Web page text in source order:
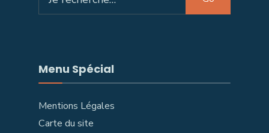
for:
Menu Spécial
Mentions Légales
Carte du site